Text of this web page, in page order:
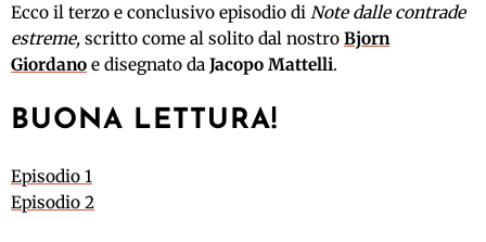
Ecco il terzo e conclusivo episodio di Note dalle contrade
estreme, scritto come al solito dal nostro Bjorn
Giordano e disegnato da Jacopo Mattelli.
BUONA LETTURA!
Episodio 1
Episodio 2